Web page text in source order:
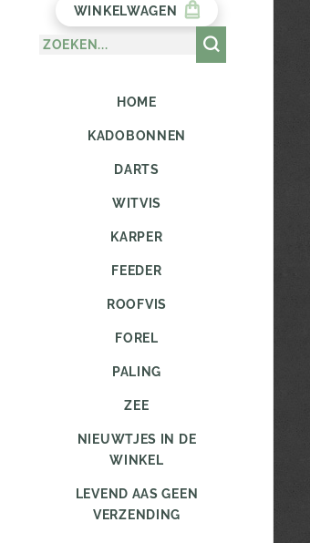
WINKELWAGEN
HOME
KADOBONNEN
DARTS
WITVIS
KARPER
FEEDER
ROOFVIS
FOREL
PALING
ZEE
NIEUWTJES IN DE
WINKEL
LEVEND AAS GEEN
VERZENDING